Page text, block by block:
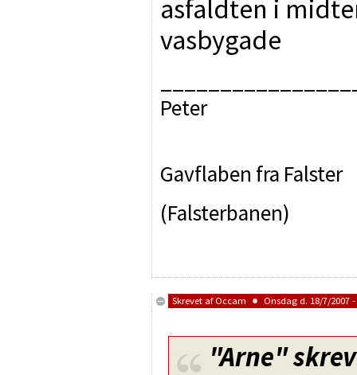
asfaldten i
vasbygade
Peter
Gavflaben fra Falster
(Falsterbanen)
Skrevet af Occam Onsdag d. 18/7/2007 -
"Arne"